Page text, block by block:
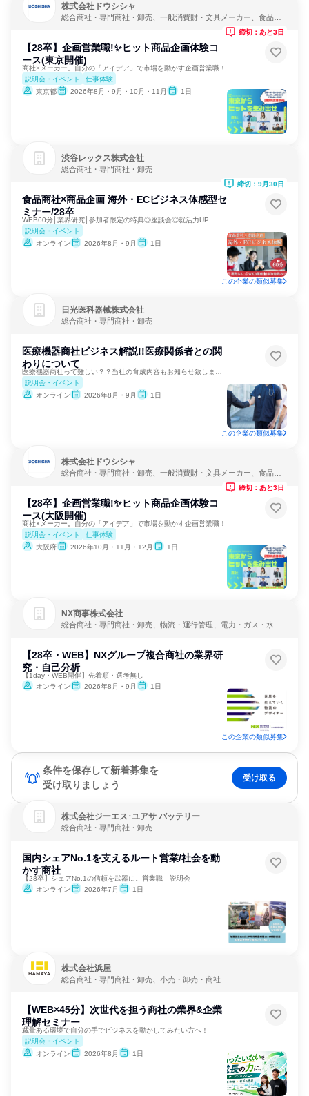
株式会社ドウシシャ
総合商社・専門商社・卸売、一般消費財・文具メーカー、食品・
【28卒】企画営業職!✨ヒット商品企画体験コ
ース(東京開催)
商社×メーカー。自分の「アイデア」で市場を動かす企画営業職！
説明会・イベント
仕事体験
東京都
2026年8月・9月・10月・11月 1日
締切：あと3日
渋谷レックス株式会社
総合商社・専門商社・卸売
食品商社×商品企画 海外・ECビジネス体感型セ
ミナー/28卒
WEB60分│業界研究│参加者限定の特典◎座談会◎就活力UP
説明会・イベント
オンライン
2026年8月・9月 1日
締切：9月30日
この企業の類似募集
日光医科器械株式会社
総合商社・専門商社・卸売
医療機器商社ビジネス解説!!医療関係者との関
わりについて
説明会・イベント
オンライン
2026年8月・9月 1日
この企業の類似募集
株式会社ドウシシャ
総合商社・専門商社・卸売、一般消費財・文具メーカー、食品・
【28卒】企画営業職!✨ヒット商品企画体験コ
ース(大阪開催)
商社×メーカー。自分の「アイデア」で市場を動かす企画営業職！
説明会・イベント
仕事体験
大阪府
2026年10月・11月・12月 1日
締切：あと3日
NX商事株式会社
総合商社・専門商社・卸売、物流・運行管理、電力・ガス・水
【28卒・WEB】NXグループ複合商社の業界研
究・自己分析
【1day・WEB開催】先着順・選考無し
オンライン
2026年8月・9月 1日
この企業の類似募集
条件を保存して新着募集を
受け取りましょう
受け取る
株式会社ジーエス･ユアサ バッテリー
総合商社・専門商社・卸売
国内シェアNo.1を支えるルート営業/社会を動
かす商社
【28卒】シェアNo.1の信頼を武器に。営業職 説明会
オンライン
2026年7月 1日
株式会社浜屋
総合商社・専門商社・卸売、小売・卸売・商社
【WEB×45分】次世代を担う商社の業界&企業
理解セミナー
裁量ある環境で自分の手でビジネスを動かしてみたい方へ！
説明会・イベント
オンライン
2026年8月 1日